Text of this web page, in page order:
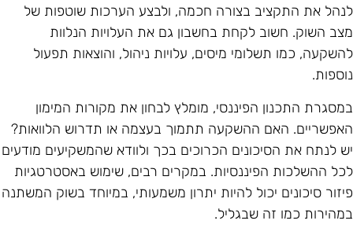
את התקציב בצורה חכמה, ולבצע הערכות שוטפות של
השוק. חשוב לקחת בחשבון גם את העלויות הנלוות
כמו תשלומי מיסים, עלויות ניהול, והוצאות תפעול
התכנון הפיננסי, מומלץ לבחון את מקורות המימון
האם ההשקעה תתמוך בעצמה או תדרוש הלוואות?
לנתח את הסיכונים הכרוכים בכך ולוודא שהמשקיעים מודעים
ההשלכות הפיננסיות. במקרים רבים, שימוש באסטרטגיות
סיכונים יכול להיות יתרון משמעותי, במיוחד בשוק המשתנה
כמו זה שבגליל.